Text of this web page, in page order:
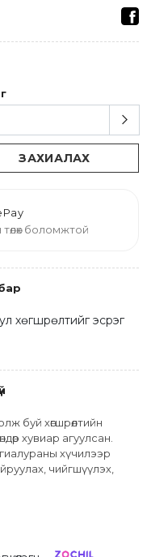
ЗАХИАЛАХ
боломжтой
хөгшрөлтийг эсрэг
буй хөгшрөлтийн
хувиар агуулсан.
хүчилээр
чийгшүүлэх,